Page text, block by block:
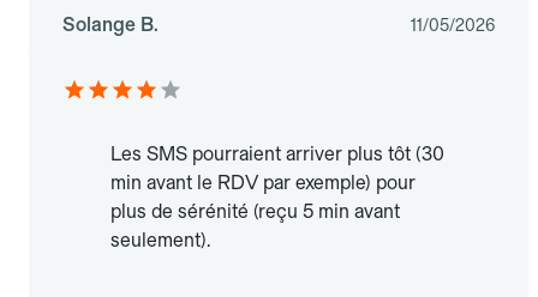
Solange B. 11/05/2026
Les SMS pourraient arriver plus tôt (30
min avant le RDV par exemple) pour
plus de sérénité (reçu 5 min avant
seulement).